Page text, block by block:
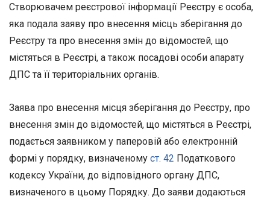
Створювачем реєстрової інформації Реєстру є особа,
яка подала заяву про внесення місць зберігання до
Реєстру та про внесення змін до відомостей, що
містяться в Реєстрі, а також посадові особи апарату
ДПС та її територіальних органів.
Заява про внесення місця зберігання до Реєстру, про
внесення змін до відомостей, що містяться в Реєстрі,
подається заявником у паперовій або електронній
формі у порядку, визначеному ст. 42 Податкового
кодексу України, до відповідного органу ДПС,
визначеного в цьому Порядку. До заяви додаються